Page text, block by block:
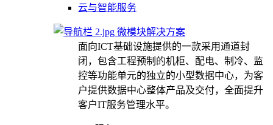
云与智能服务
微模块解决方案
面向ICT基础设施提供的一款采用通道封
闭，包含工程预制的机柜、配电、制冷、监
控等功能单元的独立的小型数据中心，为客
户提供数据中心整体产品及交付，全面提升
客户IT服务管理水平。